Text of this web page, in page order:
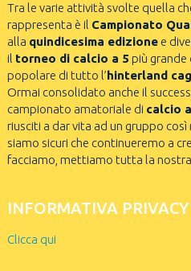
Tra le varie attività svolte quella
rappresenta è il Campionato
alla quindicesima edizionee
il torneo di calcio a 5 più
popolare di tutto l’hinterland
Ormai consolidato anche il
campionato amatoriale di calcio
riusciti a dar vita ad un gruppo
siamo sicuri che continueremo a
facciamo, mettiamo tutta la
INFORMATIVA
Clicca qui